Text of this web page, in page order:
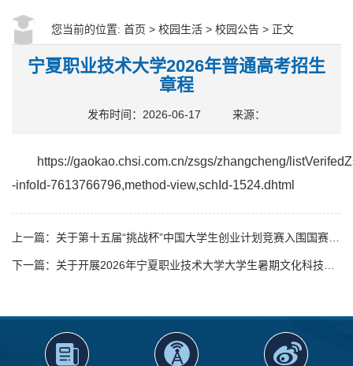
您当前的位置: 首页 > 校园生活 > 校园公告 > 正文
宁夏职业技术大学2026年普通高考招生
章程
发布时间：2026-06-17 来源：
https://gaokao.chsi.com.cn/zsgs/zhangcheng/
-infoId-7613766796,method-view,schId-1524.dhtml